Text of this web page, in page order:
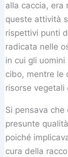
alla caccia, era
queste attività
rispettivi punti
radicata nelle
in cui gli
cibo, mentre le
risorse vegetali
Si pensava
presunte
poiché
cura della